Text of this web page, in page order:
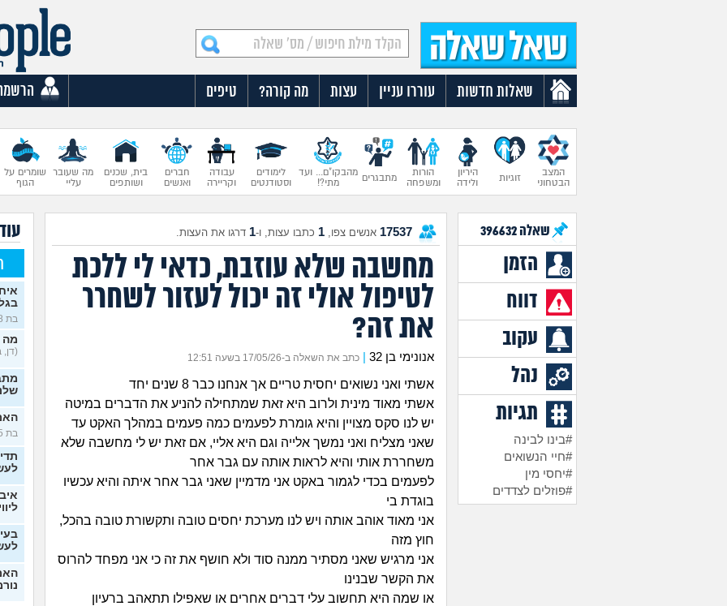
שאלות חדשות עוררו עניין עצות מה קורה? טיפים
המצב
הבטחוני
זוגיות
היריון
ולידה
הורות
ומשפחה
מתבגרים
מהבקו"ם... ועד
מתי?!
לימודים
וסטודנטים
עבודה
וקריירה
חברים
ואנשים
בית, שכנים
ושותפים
מה שעובר
עליי
שומרים על
הגוף
שאלה396632
הזמן
דווח
עקוב
נהל
תגיות
#בינו לבינה
#חיי הנשואים
#יחסי מין
#פוזלים לצדדים
17537 אנשים צפו, 1 כתבו עצות, ו-1 דרגו את העצות.
מחשבה שלא עוזבת, כדאי לי ללכת
לטיפול אולי זה יכול לעזור לשחרר
את זה?
אנונימי בן 32 כתב את השאלה ב-17/05/26 בשעה 12:51
אשתי ואני נשואים יחסית טריים אך אנחנו כבר 8 שנים יחד
אשתי מאוד מינית ולרוב היא זאת שמתחילה להניע את הדברים במיטה
יש לנו סקס מצויין והיא גומרת לפעמים כמה פעמים במהלך האקט עד
שאני מצליח ואני נמשך אלייה וגם היא אליי, אם זאת יש לי מחשבה שלא
משחררת אותי והיא לראות אותה עם גבר אחר
לפעמים בכדי לגמור באקט אני מדמיין שאני גבר אחר איתה והיא עכשיו
בוגדת בי
אני מאוד אוהב אותה ויש לנו מערכת יחסים טובה ותקשורת טובה בהכל,
חוץ מזה
אני מרגיש שאני מסתיר ממנה סוד ולא חושף את זה כי אני מפחד להרוס
את הקשר שבנינו
או שמה היא תחשוב עלי דברים אחרים או שאפילו תתאהב ברעיון
בת 18)
מה
(דן, בן
בת 25)
ליווי